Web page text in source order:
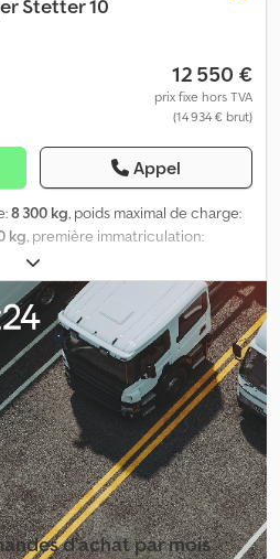
Stetter 10
12 550 €
prix fixe hors TVA
(14 934 € brut)
Appel
8 300 kg, poids maximal de charge:
kg, première immatriculation:
de chargement:
385/65 R 22.5, couleur:blanc, type
pneu avant: 385/65 R 22.5 , taille de
cabine conducteur: autre
, classe
malaxeur Prestel avec
État irréprochable Prêt à l’emploi
allemand Également disponible en
d'achat par mois